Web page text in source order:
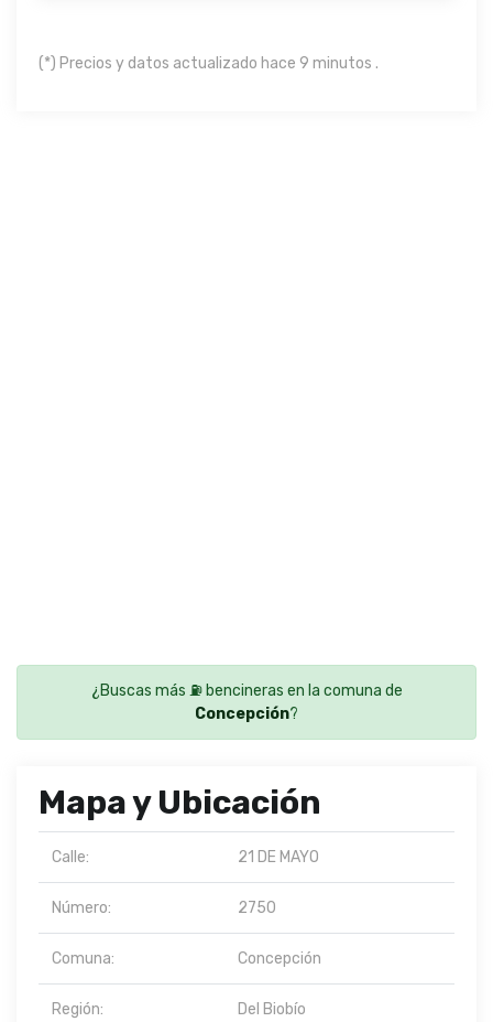
(*) Precios y datos actualizado hace 9 minutos .
¿Buscas más ⛽ bencineras en la comuna de
Concepción?
Mapa y Ubicación
Calle: 21 DE MAYO
Número: 2750
Comuna: Concepción
Región: Del Biobío